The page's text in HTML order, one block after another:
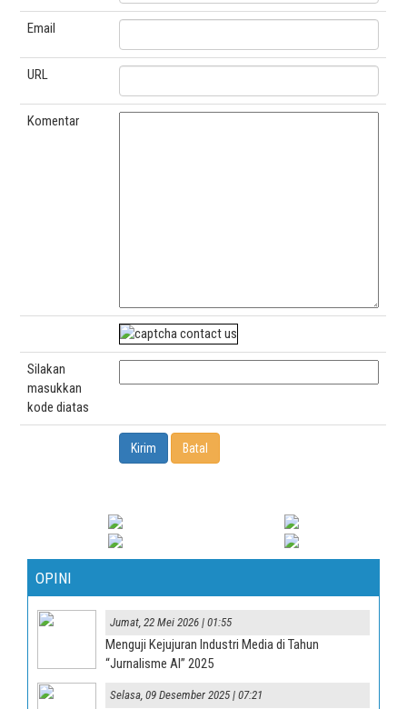
Email
URL
Komentar
Silakan
masukkan
kode diatas
OPINI
Jumat, 22 Mei 2026 | 01:55
Menguji Kejujuran Industri Media di Tahun
“Jurnalisme AI” 2025
Selasa, 09 Desember 2025 | 07:21